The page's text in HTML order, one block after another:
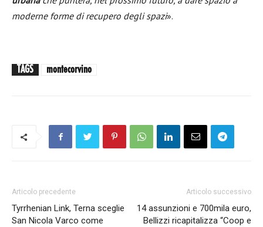
moderne forme di recupero degli spazi».
TAGS montecorvino
Articolo precedente
Tyrrhenian Link, Terna sceglie
San Nicola Varco come
Articolo successivo
14 assunzioni e 700mila euro,
Bellizzi ricapitalizza “Coop e